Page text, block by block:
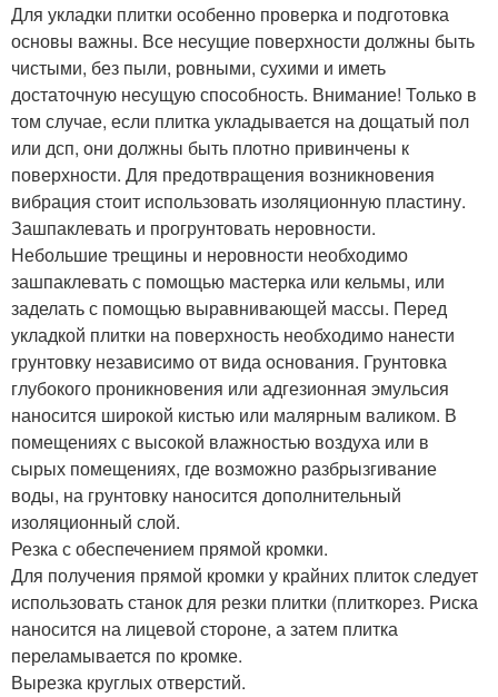
Для укладки плитки особенно проверка и подготовка
основы важны. Все несущие поверхности должны быть
чистыми, без пыли, ровными, сухими и иметь
достаточную несущую способность. Внимание! Только в
том случае, если плитка укладывается на дощатый пол
или дсп, они должны быть плотно привинчены к
поверхности. Для предотвращения возникновения
вибрация стоит использовать изоляционную пластину.
Зашпаклевать и прогрунтовать неровности.
Небольшие трещины и неровности необходимо
зашпаклевать с помощью мастерка или кельмы, или
заделать с помощью выравнивающей массы. Перед
укладкой плитки на поверхность необходимо нанести
грунтовку независимо от вида основания. Грунтовка
глубокого проникновения или адгезионная эмульсия
наносится широкой кистью или малярным валиком. В
помещениях с высокой влажностью воздуха или в
сырых помещениях, где возможно разбрызгивание
воды, на грунтовку наносится дополнительный
изоляционный слой.
Резка с обеспечением прямой кромки.
Для получения прямой кромки у крайних плиток следует
использовать станок для резки плитки (плиткорез. Риска
наносится на лицевой стороне, а затем плитка
переламывается по кромке.
Вырезка круглых отверстий.